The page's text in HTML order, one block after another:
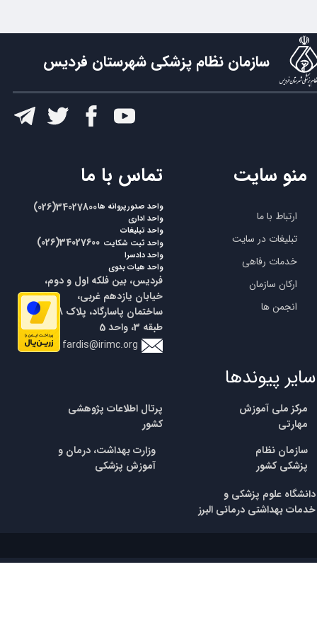
سازمان نظام پزشکی شهرستان فردیس
ارتباط با ما
تبلیغات در سایت
خدمات رفاهی
ارکان سازمان
انجمن ها
منو سایت ​تماس با ما
​​(026)34027800
fardis@irimc.org
​​(026)34027600
واحد صدورپروانه ها
واحد اداری
واحد تبلیغات
واحد ثبت شکایت
واحد دادسرا
واحد هیات بدوی
فردیس، بین فلکه اول و دوم،
خیابان یازدهم غربی،
طبقه 3، واحد 5
سایر پیوندها
پرتال اطلاعات پژوهشی
کشور
مرکز ملی آموزش
مهارتی
​سازمان نظام
پزشکیکشور
وزارت بهداشت، درمان و
آموزش پزشکی
​​دانشگاه علوم پزشکی و
خدمات بهداشتی درمانی البرز